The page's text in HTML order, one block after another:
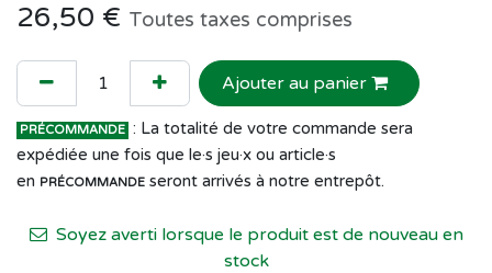
26,50 € Toutes taxes comprises
Ajouter au panier
PRÉCOMMANDE : La totalité de votre commande sera
expédiée une fois que le·s jeu·x ou article·s
en PRÉCOMMANDE seront arrivés à notre entrepôt.
Soyez averti lorsque le produit est de nouveau en
stock